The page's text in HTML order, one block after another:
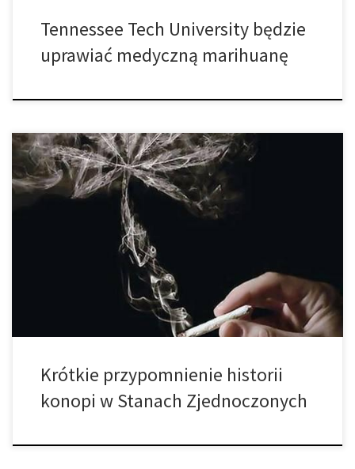
Tennessee Tech University będzie
uprawiać medyczną marihuanę
We wrześniu 1937, konopia stała się nielegalna i nastała
prohibicja. Prawdopodobnie najbardziej użyteczna roślina znana
człowiekowi stała się nielegalna w uprawie oraz użyciu, zarówno
bogata w substancję psychoaktywną THC oraz ta, która jej nie
zawierała. Konopia została uznana za bezużyteczną oraz
niebezpieczną i stanowiącą zagrożenie dla miliardowych
przedsiębiorstw wpływowych ludzi […]
Krótkie przypomnienie historii
konopi w Stanach Zjednoczonych